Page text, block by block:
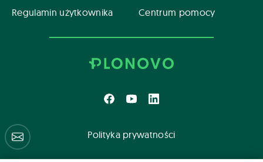
Regulamin użytkownika Centrum pomocy
Polityka prywatności
Centrum pomocy